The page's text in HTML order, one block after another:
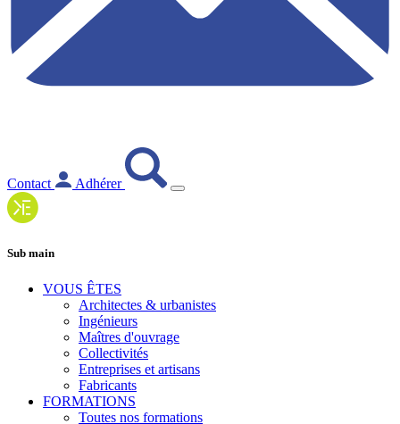
Contact Adhérer
Sub main
VOUS ÊTES
Architectes & urbanistes
Ingénieurs
Maîtres d'ouvrage
Collectivités
Entreprises et artisans
Fabricants
FORMATIONS
Toutes nos formations